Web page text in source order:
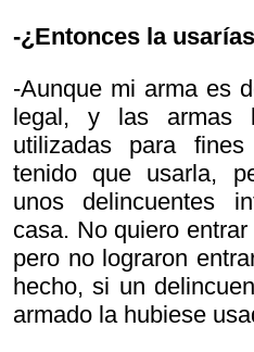
-¿Entonces la
-Aunque mi arma es
legal, y las armas
utilizadas para
tenido que usarla,
unos delincuentes
casa. No quiero
pero no lograron
hecho, si un
armado la hubiese